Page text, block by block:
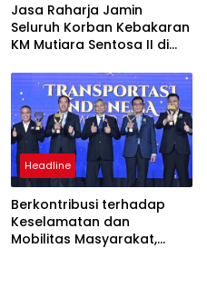
Jasa Raharja Jamin
Seluruh Korban Kebakaran
KM Mutiara Sentosa II di
Headline
Berkontribusi terhadap
Keselamatan dan
Mobilitas Masyarakat,